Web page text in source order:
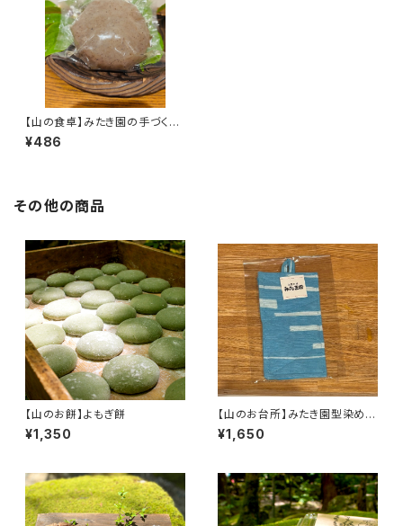
【山の食卓】みたき園の手づくり
こんにゃく
¥486
その他の商品
【山のお餅】よもぎ餅
¥1,350
【山のお台所】みたき園型染めな
べつかみ（青系）
¥1,650